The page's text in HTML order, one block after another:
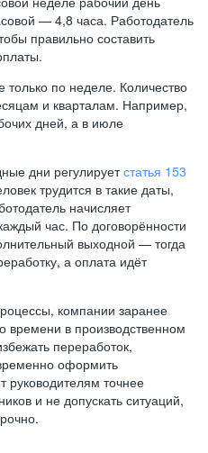
—4,8 часа. Работодатель
правильно составить
по неделе. Количество
и кварталам. Например,
дней, а в июле
дни регулируетстатья 153
трудится в такие даты,
начисляет
час. По договорённости
выходной — тогда
а оплата идёт
компании заранее
времени в производственном
переработок,
оформить
точнее
и не допускать ситуаций,